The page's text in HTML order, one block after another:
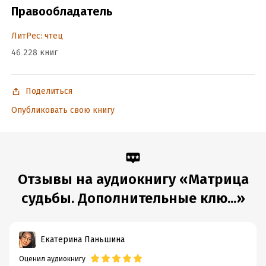
Правообладатель
ЛитРес: чтец
46 228 книг
Поделиться
Опубликовать свою книгу
Отзывы на аудиокнигу «Матрица
судьбы. Дополнительные клю...»
Екатерина Паньшина
Оценил аудиокнигу